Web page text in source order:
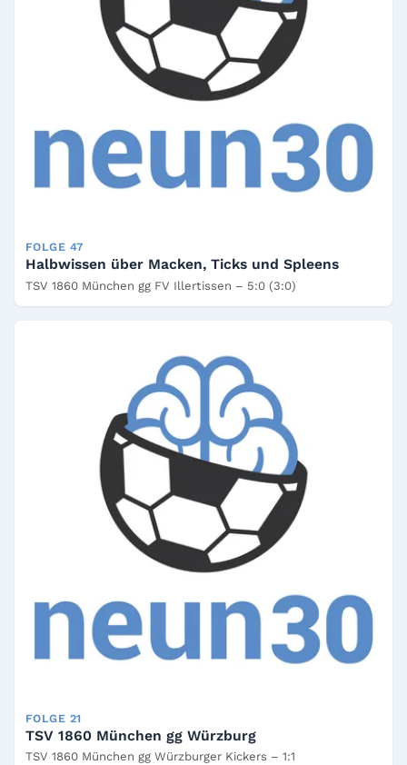
FOLGE 47
Halbwissen über Macken, Ticks und Spleens
TSV 1860 München gg FV Illertissen – 5:0 (3:0)
FOLGE 21
TSV 1860 München gg Würzburg
TSV 1860 München gg Würzburger Kickers – 1:1